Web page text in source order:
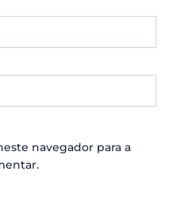
navegador para a